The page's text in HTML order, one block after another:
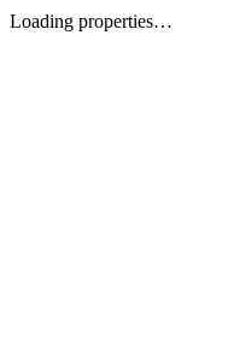
Loading properties…